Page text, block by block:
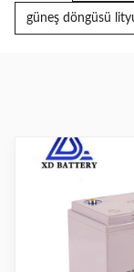
güneş döngüsü